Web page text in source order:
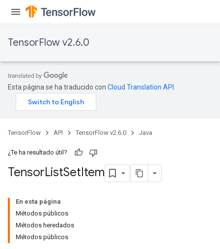
TensorFlow v2.6.0
Esta página se ha traducido con Cloud Translation API
TensorFlow API TensorFlow v2.6.0 Java
¿Te ha resultado útil?
TensorListSetItem
En esta página
Métodos públicos
Métodos heredados
Métodos públicos